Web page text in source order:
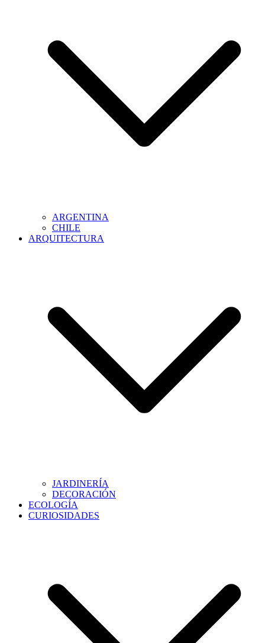
ARGENTINA
CHILE
ARQUITECTURA
JARDINERÍA
DECORACIÓN
ECOLOGÍA
CURIOSIDADES